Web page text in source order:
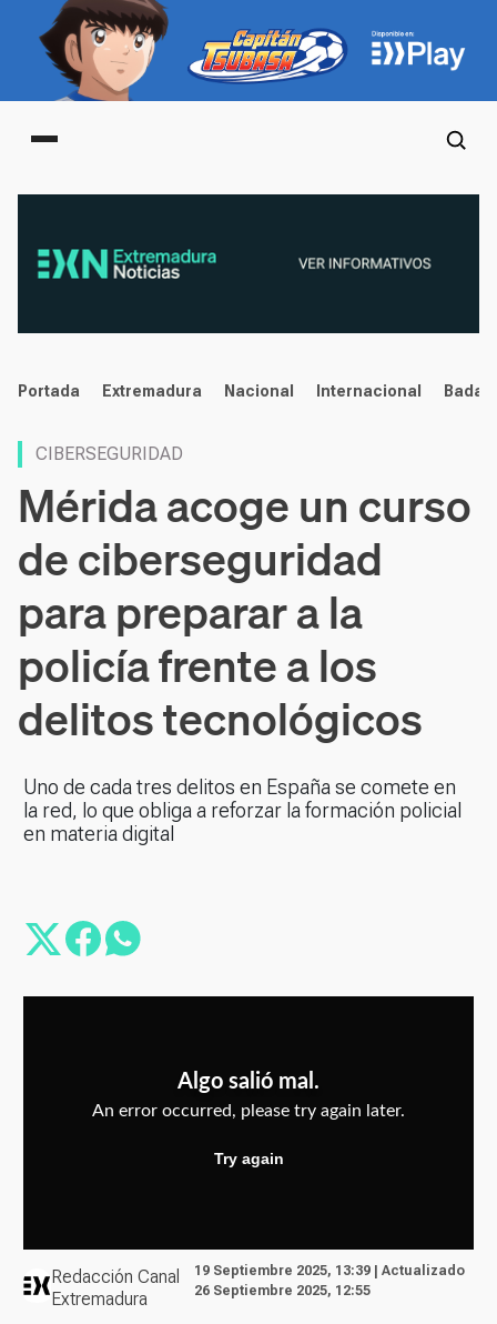
Main menu
noticias
Portada Extremadura Nacional Internacional
CIBERSEGURIDAD
Mérida acoge un curso
de ciberseguridad
para preparar a la
policía frente a los
delitos tecnológicos
Uno de cada tres delitos en España se comete en
la red, lo que obliga a reforzar la formación policial
en materia digital
Redacción Canal
Extremadura
19 Septiembre 2025, 13:39 | Actualizado
26 Septiembre 2025, 12:55